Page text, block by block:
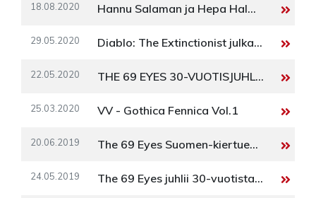
18.08.2020 Hannu Salaman ja Hepa Halmeen uusi levy julkaistaan 4.9.2020
29.05.2020 Diablo: The Extinctionist julkaisu 29.05.2020
22.05.2020 THE 69 EYES 30-VUOTISJUHLAKEIKKA SUORANA HELSINGIN KULTTUURITALOLTA
25.03.2020 VV - Gothica Fennica Vol.1
20.06.2019 The 69 Eyes Suomen-kiertueelle syyskuussa
24.05.2019 The 69 Eyes juhlii 30-vuotista taivaltaan